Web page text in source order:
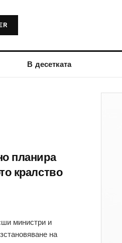
В десетката
планира
кралство
министри и
на